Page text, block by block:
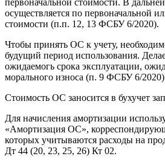
осуществляется по первоначальной
стоимости (п.п. 12, 13 ФСБУ 6/2020).
Чтобы принять ОС к учету,
будущий период использования.
ожидаемогь срока эксплуатации,
морального износа (п. 9 ФСБУ 6/
Стоимость ОС заносится в бухучет
Для начисления амортизации
«Амортизация ОС»,
которых учитываются расходы на
Дт 44 (20, 23, 25, 26) Кт 02.